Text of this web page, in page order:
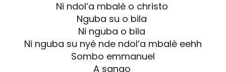
Ni ndol’a mbalè o christo
Nguba su o bila
Ni nguba o bila
Ni nguba su nyé nde ndol’a mbalè eehh
Sombo emmanuel
A sango